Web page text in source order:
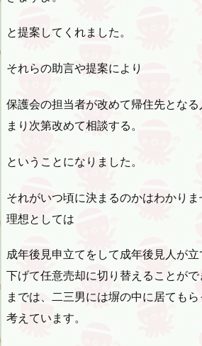
と提案してくれました。
それらの助言や提案により
保護会の担当者が改めて帰住先とな
まり次第改めて相談する。
ということになりました。
それがいつ頃に決まるのかはわかり
理想としては
成年後見申立てをして成年後見人が
下げて任意売却に切り替えることが
までは、二三男には塀の中に居ても
考えています。